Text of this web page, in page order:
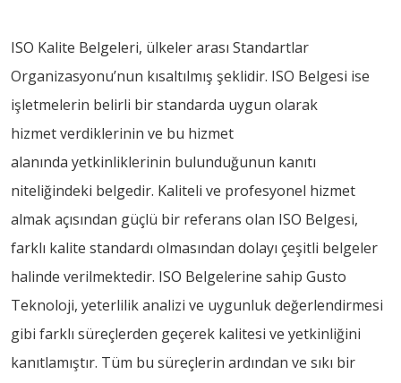
ISO Kalite Belgeleri, ülkeler arası Standartlar
Organizasyonu’nun kısaltılmış şeklidir. ISO Belgesi ise
işletmelerin belirli bir standarda uygun olarak
hizmet verdiklerinin ve bu hizmet
alanında yetkinliklerinin bulunduğunun kanıtı
niteliğindeki belgedir. Kaliteli ve profesyonel hizmet
almak açısından güçlü bir referans olan ISO Belgesi,
farklı kalite standardı olmasından dolayı çeşitli belgeler
halinde verilmektedir. ISO Belgelerine sahip Gusto
Teknoloji, yeterlilik analizi ve uygunluk değerlendirmesi
gibi farklı süreçlerden geçerek kalitesi ve yetkinliğini
kanıtlamıştır. Tüm bu süreçlerin ardından ve sıkı bir